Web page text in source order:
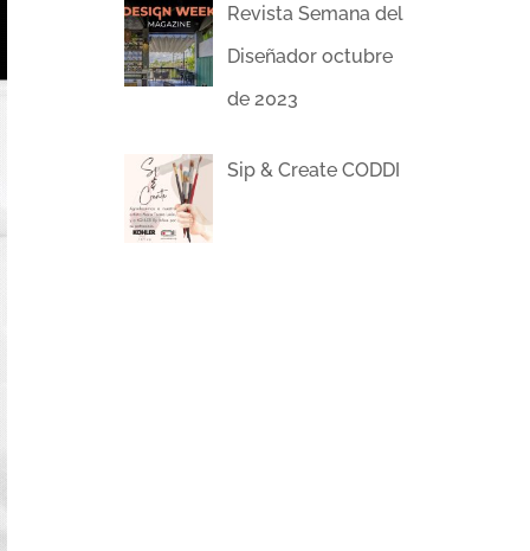
Revista Semana del
Diseñador octubre
de 2023
Sip & Create CODDI